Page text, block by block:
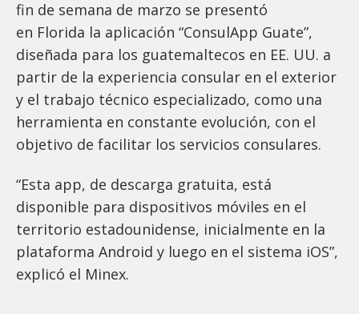
fin de semana de marzo se presentó
en Florida la aplicación “ConsulApp Guate”,
diseñada para los guatemaltecos en EE. UU. a
partir de la experiencia consular en el exterior
y el trabajo técnico especializado, como una
herramienta en constante evolución, con el
objetivo de facilitar los servicios consulares.
“Esta app, de descarga gratuita, está
disponible para dispositivos móviles en el
territorio estadounidense, inicialmente en la
plataforma Android y luego en el sistema iOS”,
explicó el Minex.